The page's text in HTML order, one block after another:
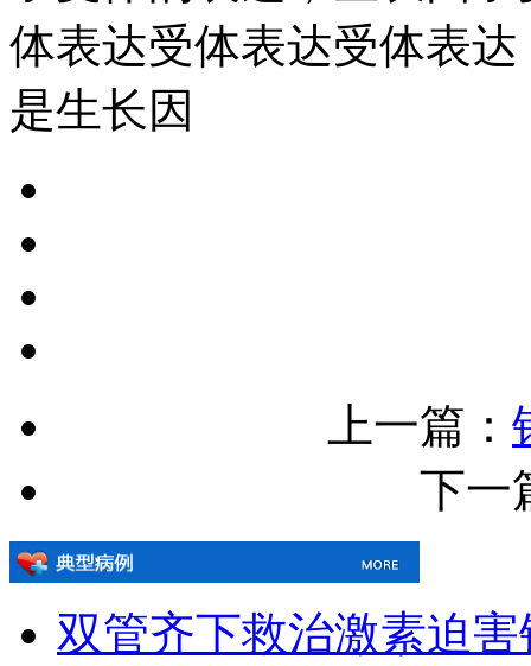
体表达受体表达受体表
是生长因
上一篇：
下一
双管齐下救治激素迫